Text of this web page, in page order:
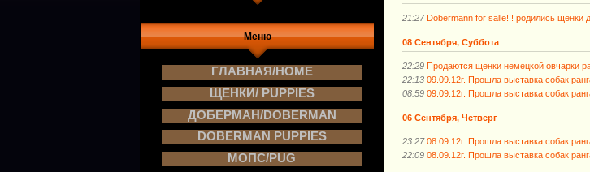
Меню
ГЛАВНАЯ/HOME
ЩЕНКИ/ PUPPIES
ДОБЕРМАН/DOBERMAN
DOBERMAN PUPPIES
МОПС/PUG
21:27 Dobermann for salle!!! родились
08 Сентября, Суббота
22:29 Продаются щенки немецкой овчарки
22:13 09.09.12г. Прошла выставка собак
08:59 09.09.12г. Прошла выставка собак
06 Сентября, Четверг
23:27 08.09.12г. Прошла выставка собак
22:09 08.09.12г. Прошла выставка собак